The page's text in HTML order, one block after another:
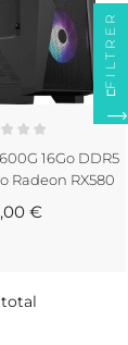
16Go DDR5
Radeon RX580
€
total
produits
FILTRER